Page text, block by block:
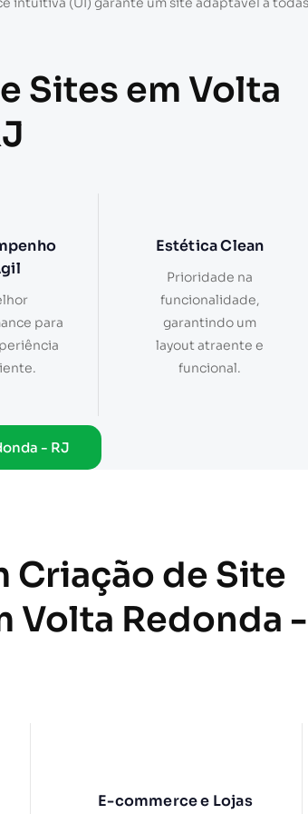
Sites em Volta
para
Estética Clean
Prioridade na
funcionalidade,
garantindo um
layout atraente e
funcional.
- RJ
Criação de Site
Volta Redonda -
E-commerce e Lojas